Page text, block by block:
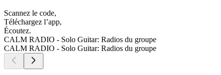
Scannez le code,
Téléchargez l’app,
Écoutez.
CALM RADIO - Solo Guitar: Radios du groupe
CALM RADIO - Solo Guitar: Radios du groupe